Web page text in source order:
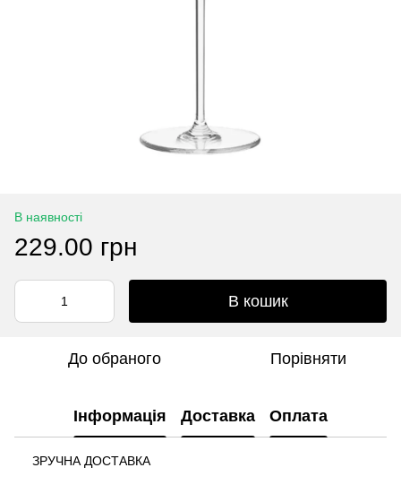
В наявності
229.00 грн
В кошик
До обраного Порівняти
Інформація Доставка Оплата
ЗРУЧНА ДОСТАВКА